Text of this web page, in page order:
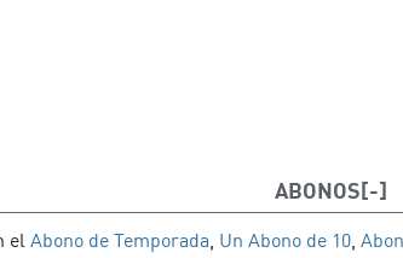
ABONOS
el Abono de Temporada, Un Abono de 10,